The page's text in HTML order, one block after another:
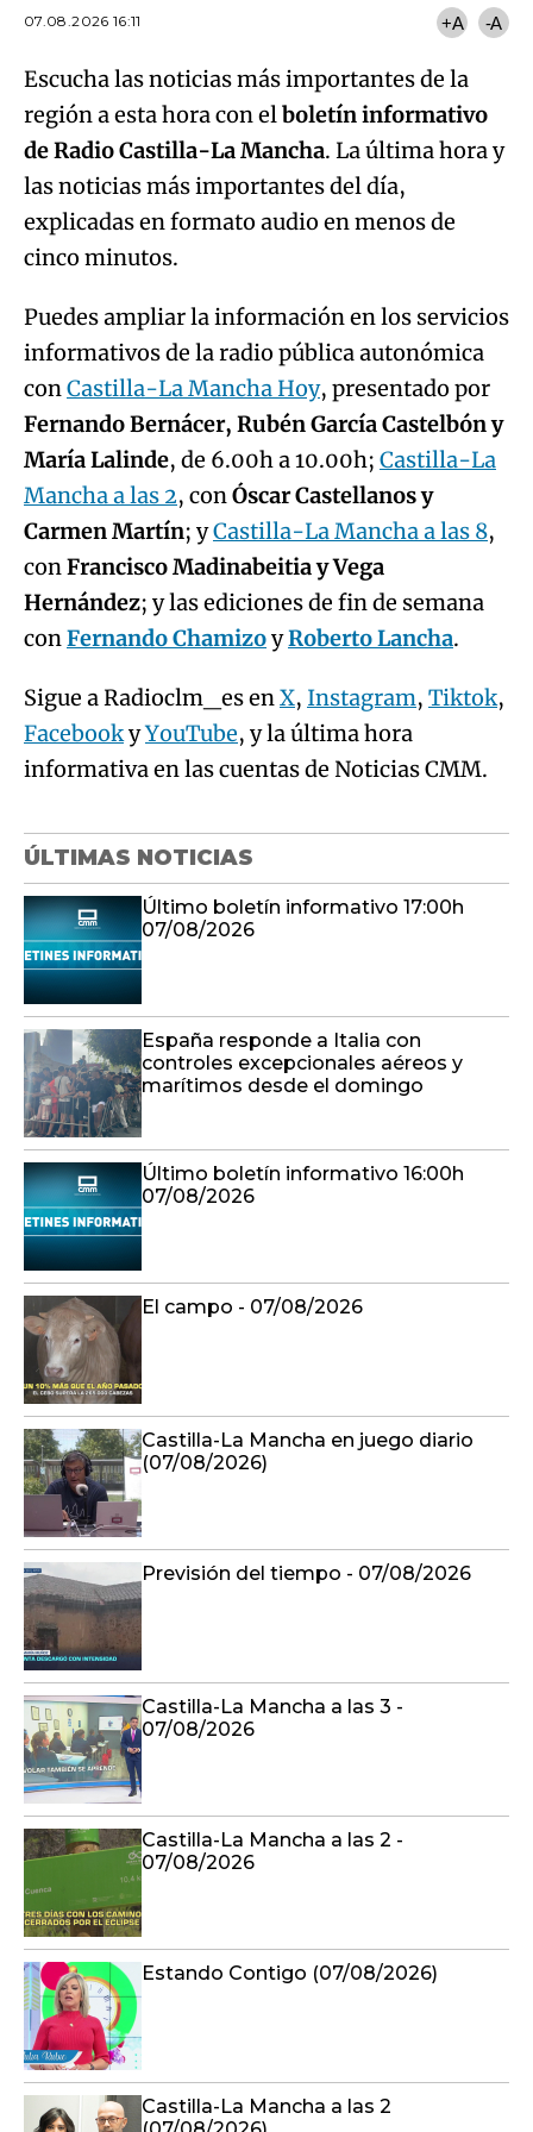
07.08.2026 16:11
+A -A
Escucha las noticias más importantes de la
región a esta hora con elboletín informativo
de Radio Castilla-La Mancha. La última hora y
las noticias más importantes del día,
explicadas en formato audio en menos de
cinco minutos.
Puedes ampliar la información en los servicios
informativos de la radio pública autonómica
conCastilla-La Mancha Hoy, presentado por
Fernando Bernácer, Rubén García Castelbón y
María Lalinde, de 6.00h a 10.00h; Castilla-La
Mancha a las 2, conÓscar Castellanos y
Carmen Martín; yCastilla-La Mancha a las 8,
conFrancisco Madinabeitia y Vega
Hernández; y las ediciones de fin de semana
conFernando ChamizoyRoberto Lancha.
Sigue a Radioclm_es enX, Instagram, Tiktok,
FacebookyYouTube, y la última hora
informativa en las cuentas de Noticias CMM.
ÚLTIMAS NOTICIAS
Último boletín informativo 17:00h
07/08/2026
España responde a Italia con
controles excepcionales aéreos y
marítimos desde el domingo
Último boletín informativo 16:00h
07/08/2026
El campo - 07/08/2026
Castilla-La Mancha en juego diario
(07/08/2026)
Previsión del tiempo - 07/08/2026
Castilla-La Mancha a las 3 -
07/08/2026
Castilla-La Mancha a las 2 -
07/08/2026
Estando Contigo (07/08/2026)
Castilla-La Mancha a las 2